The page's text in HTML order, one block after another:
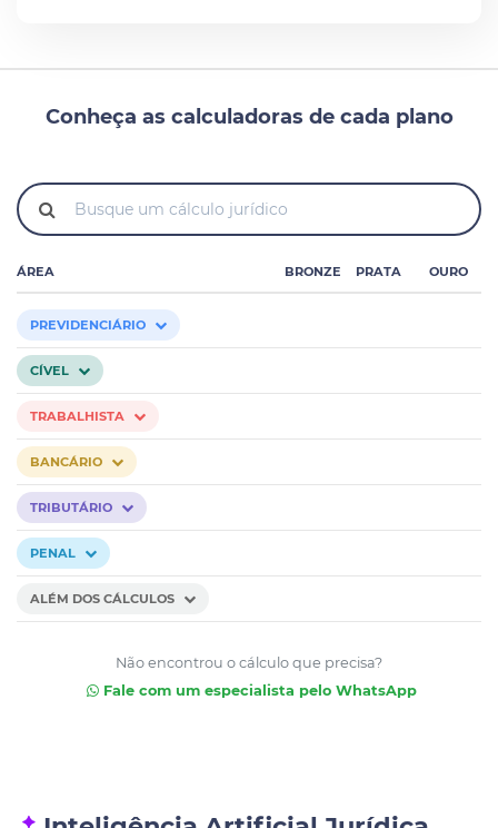
Conheça as calculadoras de cada plano
ÁREA BRONZE PRATA OURO
PREVIDENCIÁRIO
CÍVEL
TRABALHISTA
BANCÁRIO
TRIBUTÁRIO
PENAL
ALÉM DOS CÁLCULOS
Não encontrou o cálculo que precisa?
Fale com um especialista pelo WhatsApp